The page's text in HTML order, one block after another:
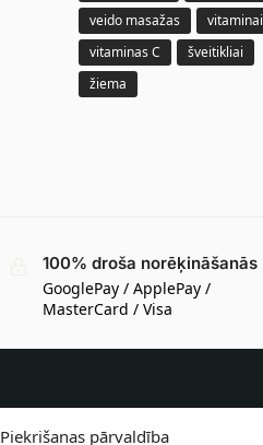
Piekrišanas pārvaldība
veido masažas
vitaminai
vitaminas C
šveitikliai
žiema
100% droša norēķināšanās
GooglePay / ApplePay /
MasterCard / Visa
INFORMĀCIJA PIRCĒJAM